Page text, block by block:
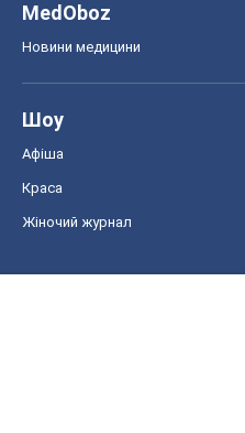
MedOboz
Новини медицини
Шоу
Афіша
Краса
Жіночий журнал